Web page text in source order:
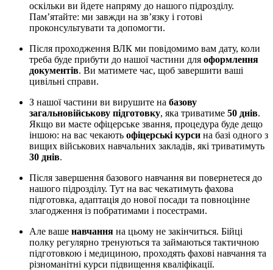
оскільки ви йдете напряму до нашого підрозділу.
Пам’ятайте: ми завжди на зв’язку і готові
проконсультувати та допомогти.
Після проходження ВЛК ми повідомимо вам дату, коли
треба буде прибути до нашої частини для оформлення
документів. Ви матимете час, щоб завершити ваші
цивільні справи.
З нашої частини ви вирушите на базову
загальновійськову підготовку, яка триватиме 50 днів.
Якщо ви маєте офіцерське звання, процедура буде дещо
іншою: на вас чекають офіцерські курси на базі одного з
вищих військових навчальних закладів, які триватимуть
30 днів.
Після завершення базового навчання ви повернетеся до
нашого підрозділу. Тут на вас чекатимуть фахова
підготовка, адаптація до нової посади та повноцінне
злагодження із побратимами і посестрами.
Але ваше навчання на цьому не закінчиться. Бійці
полку регулярно тренуються та займаються тактичною
підготовкою і медициною, проходять фахові навчання та
різноманітні курси підвищення кваліфікації.